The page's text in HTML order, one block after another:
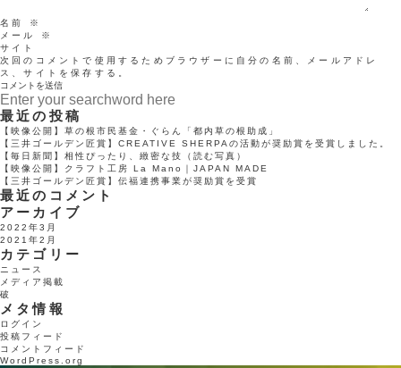
名前
※
メール
※
サイト
次回のコメントで使用するためブラウザーに自分の名前、メールアドレ
ス、サイトを保存する。
最近の投稿
【映像公開】草の根市民基金・ぐらん「都内草の根助成」
【三井ゴールデン匠賞】CREATIVE SHERPAの活動が奨励賞を受賞しました。
【毎日新聞】相性ぴったり、緻密な技（読む写真）
【映像公開】クラフト工房 La Mano｜JAPAN MADE
【三井ゴールデン匠賞】伝福連携事業が奨励賞を受賞
最近のコメント
アーカイブ
2022年3月
2021年2月
カテゴリー
ニュース
メディア掲載
破
メタ情報
ログイン
投稿フィード
コメントフィード
WordPress.org